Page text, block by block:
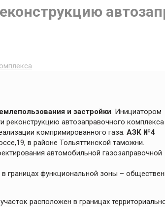
и застройки. Инициатором
реконструкцию автозаправочного
компримированного газа. АЗК №4
в районе Тольяттинской таможни.
автомобильной газозаправочной
границах функциональной зоны –
расположен в границах